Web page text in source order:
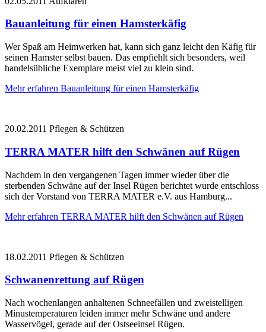
Bauanleitung für einen Hamsterkäfig
Wer Spaß am Heimwerken hat, kann sich ganz leicht den Käfig für
seinen Hamster selbst bauen. Das empfiehlt sich besonders, weil
handelsübliche Exemplare meist viel zu klein sind.
Mehr erfahren Bauanleitung für einen Hamsterkäfig
20.02.2011 Pflegen & Schützen
TERRA MATER hilft den Schwänen auf Rügen
Nachdem in den vergangenen Tagen immer wieder über die
sterbenden Schwäne auf der Insel Rügen berichtet wurde entschloss
sich der Vorstand von TERRA MATER e.V. aus Hamburg...
Mehr erfahren TERRA MATER hilft den Schwänen auf Rügen
18.02.2011 Pflegen & Schützen
Schwanenrettung auf Rügen
Nach wochenlangen anhaltenen Schneefällen und zweistelligen
Minustemperaturen leiden immer mehr Schwäne und andere
Wasservögel, gerade auf der Ostseeinsel Rügen.